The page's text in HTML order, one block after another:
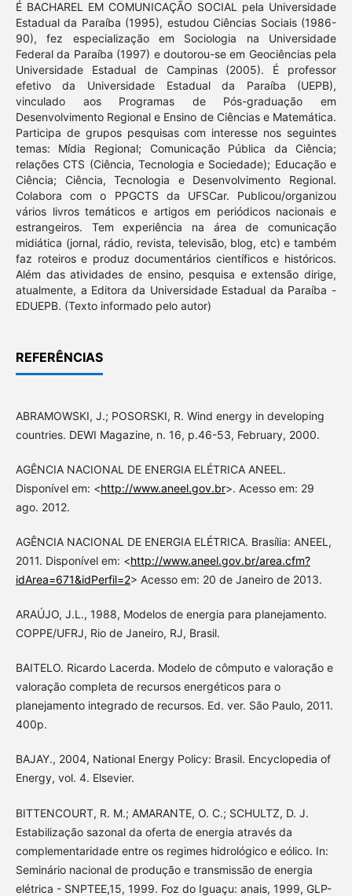
É BACHAREL EM COMUNICAÇÃO SOCIAL pela Universidade
Estadual da Paraíba (1995), estudou Ciências Sociais (1986-
90), fez especialização em Sociologia na Universidade
Federal da Paraíba (1997) e doutorou-se em Geociências pela
Universidade Estadual de Campinas (2005). É professor
efetivo da Universidade Estadual da Paraíba (UEPB),
vinculado aos Programas de Pós-graduação em
Desenvolvimento Regional e Ensino de Ciências e Matemática.
Participa de grupos pesquisas com interesse nos seguintes
temas: Mídia Regional; Comunicação Pública da Ciência;
relações CTS (Ciência, Tecnologia e Sociedade); Educação e
Ciência; Ciência, Tecnologia e Desenvolvimento Regional.
Colabora com o PPGCTS da UFSCar. Publicou/organizou
vários livros temáticos e artigos em periódicos nacionais e
estrangeiros. Tem experiência na área de comunicação
midiática (jornal, rádio, revista, televisão, blog, etc) e também
faz roteiros e produz documentários científicos e históricos.
Além das atividades de ensino, pesquisa e extensão dirige,
atualmente, a Editora da Universidade Estadual da Paraíba -
EDUEPB. (Texto informado pelo autor)
REFERÊNCIAS
ABRAMOWSKI, J.; POSORSKI, R. Wind energy in developing
countries. DEWI Magazine, n. 16, p.46-53, February, 2000.
AGÊNCIA NACIONAL DE ENERGIA ELÉTRICA ANEEL.
Disponível em: <http://www.aneel.gov.br>. Acesso em: 29
ago. 2012.
AGÊNCIA NACIONAL DE ENERGIA ELÉTRICA. Brasília: ANEEL,
2011. Disponível em: <http://www.aneel.gov.br/area.cfm?
idArea=671&idPerfil=2> Acesso em: 20 de Janeiro de 2013.
ARAÚJO, J.L., 1988, Modelos de energia para planejamento.
COPPE/UFRJ, Rio de Janeiro, RJ, Brasil.
BAITELO. Ricardo Lacerda. Modelo de cômputo e valoração e
valoração completa de recursos energéticos para o
planejamento integrado de recursos. Ed. ver. São Paulo, 2011.
400p.
BAJAY., 2004, National Energy Policy: Brasil. Encyclopedia of
Energy, vol. 4. Elsevier.
BITTENCOURT, R. M.; AMARANTE, O. C.; SCHULTZ, D. J.
Estabilização sazonal da oferta de energia através da
complementaridade entre os regimes hidrológico e eólico. In:
Seminário nacional de produção e transmissão de energia
elétrica - SNPTEE,15, 1999. Foz do Iguaçu: anais, 1999, GLP-